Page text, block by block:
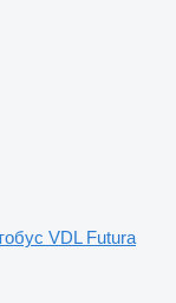
VDL Futura